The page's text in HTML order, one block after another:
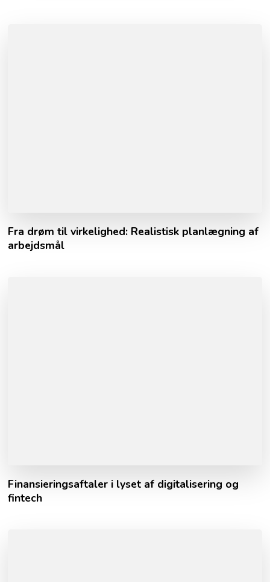
Fra drøm til virkelighed: Realistisk planlægning af
arbejdsmål
Finansieringsaftaler i lyset af digitalisering og
fintech